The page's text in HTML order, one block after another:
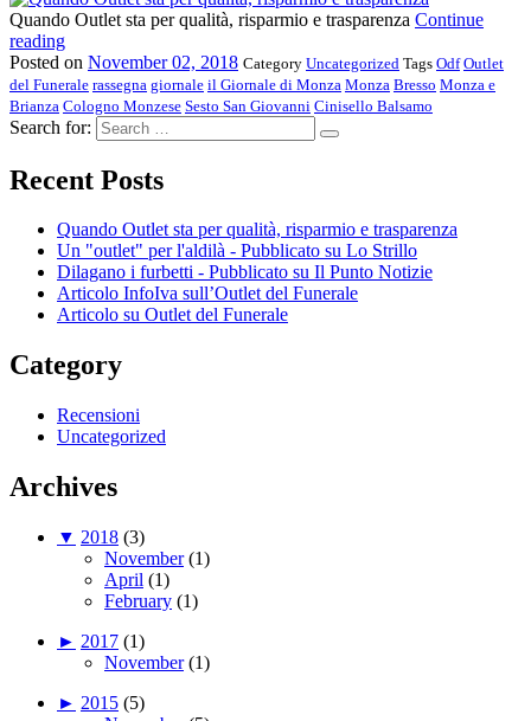
Quando Outlet sta per qualità, risparmio e trasparenza Continue
reading
Posted on November 02, 2018 Category Uncategorized Tags Odf Outlet
del Funerale rassegna giornale il Giornale di Monza Monza Bresso Monza e
Brianza Cologno Monzese Sesto San Giovanni Cinisello Balsamo
Search for:
Recent Posts
Quando Outlet sta per qualità, risparmio e trasparenza
Un "outlet" per l'aldilà - Pubblicato su Lo Strillo
Dilagano i furbetti - Pubblicato su Il Punto Notizie
Articolo InfoIva sull’Outlet del Funerale
Articolo su Outlet del Funerale
Category
Recensioni
Uncategorized
Archives
▼ 2018 (3)
November (1)
April (1)
February (1)
► 2017 (1)
November (1)
► 2015 (5)